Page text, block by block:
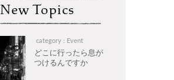
New Topics
category : Event
どこに行ったら息が
つけるんですか